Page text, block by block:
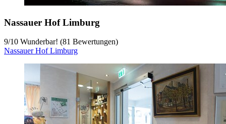
Nassauer Hof Limburg
9/10 Wunderbar! (81 Bewertungen)
Nassauer Hof Limburg